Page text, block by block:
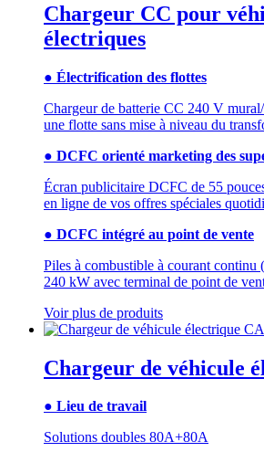
Chargeur CC pour
électriques
● Électrification des flottes
Chargeur de batterie CC 240 V
une flotte sans mise à niveau du
● DCFC orienté marketing des
Écran publicitaire DCFC de 55
en ligne de vos offres spéciales
● DCFC intégré au point de vente
Piles à combustible à courant
240 kW avec terminal de point de
Voir plus de produits
Chargeur de véhicule
● Lieu de travail
Solutions doubles 80A+80A